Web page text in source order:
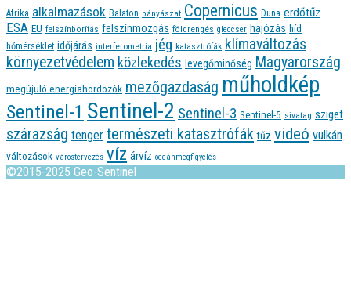
Afrika alkalmazások Balaton bányászat Copernicus Duna erdőtűz
ESA EU felszínborítás felszínmozgás földrengés gleccser hajózás híd
hőmérséklet időjárás interferometria jég katasztrófák klímaváltozás
környezetvédelem közlekedés levegőminőség Magyarország
megújuló energiahordozók mezőgazdaság műholdkép
Sentinel-1 Sentinel-2 Sentinel-3 Sentinel-5 sivatag sziget
szárazság tenger természeti katasztrófák tűz videó vulkán
változások várostervezés víz árvíz óceánmegfigyelés
©2015-2025 Geo-Sentinel